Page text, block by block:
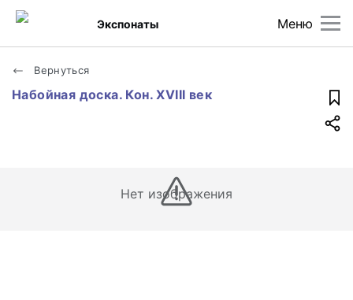
Меню
Экспонаты
Вернуться
Набойная доска. Кон. XVIII век
Нет изображения